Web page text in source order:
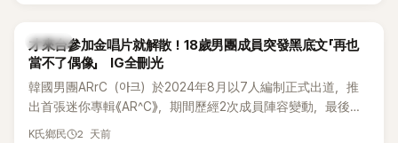
K-POP
才來台參加金唱片就解散！18歲男團成員突發黑底文「再也
當不了偶像」 IG全刪光
韓國男團ARrC（아크）於2024年8月以7人編制正式出道，推
出首張迷你專輯《AR^C》，期間歷經2次成員陣容變動，最後一
張作品則是2025年11月推出的〈Skiid〉。沒想到出道不到2年，
K氏鄉民 2 天前